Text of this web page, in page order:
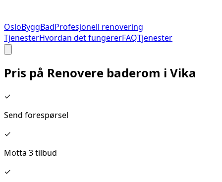
OsloByggBadProfesjonell renovering
TjenesterHvordan det fungererFAQTjenester
Pris på Renovere baderom i Vika
✓
Send forespørsel
✓
Motta 3 tilbud
✓